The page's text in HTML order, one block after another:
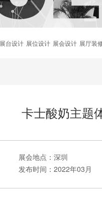
展台设计 展位设计 展会设计 展厅装
卡士酸奶主题
展会地点： 深圳
发布时间： 2022年03月